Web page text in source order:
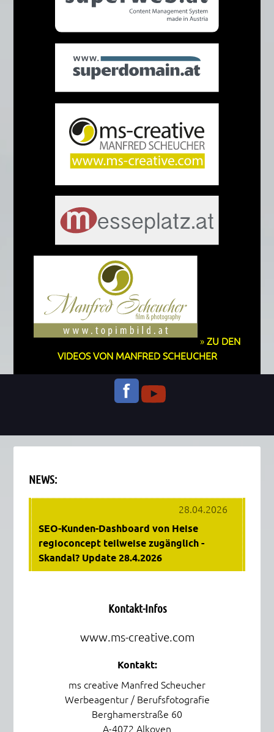
»ZU DEN
VIDEOS VON MANFRED SCHEUCHER
NEWS:
Dieses eingebettete Fenster zeigt die aktuellen
28.04.2026
SEO-Kunden-Dashboard von Heise
regioconcept teilweise zugänglich -
Skandal? Update 28.4.2026
SEO (Suchmaschinenoptimierung)
Grafik-Design von Manfred Scheucher
Kontakt-Infos
www.ms-creative.com
Kontakt:
ms creative Manfred Scheucher
Werbeagentur / Berufsfotografie
Berghamerstraße 60
A-4072 Alkoven